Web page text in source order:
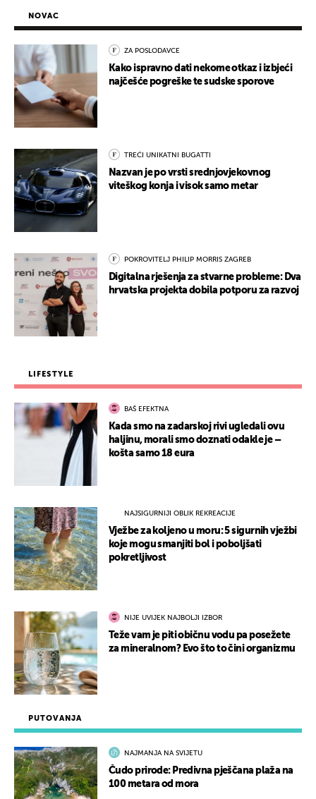
PUTOVANJA
NAJMANJA NA SVIJETU
Čudo prirode: Predivna pješčana plaža na
100 metara od mora
NOVAC
ZA POSLODAVCE
Kako ispravno dati nekome otkaz i izbjeći
najčešće pogreške te sudske sporove
TREĆI UNIKATNI BUGATTI
Nazvan je po vrsti srednjovjekovnog
viteškog konja i visok samo metar
POKROVITELJ PHILIP MORRIS ZAGREB
Digitalna rješenja za stvarne probleme: Dva
hrvatska projekta dobila potporu za razvoj
LIFESTYLE
BAŠ EFEKTNA
Kada smo na zadarskoj rivi ugledali ovu
haljinu, morali smo doznati odakle je –
košta samo 18 eura
NAJSIGURNIJI OBLIK REKREACIJE
Vježbe za koljeno u moru: 5 sigurnih vježbi
koje mogu smanjiti bol i poboljšati
pokretljivost
NIJE UVIJEK NAJBOLJI IZBOR
Teže vam je piti običnu vodu pa posežete
za mineralnom? Evo što to čini organizmu